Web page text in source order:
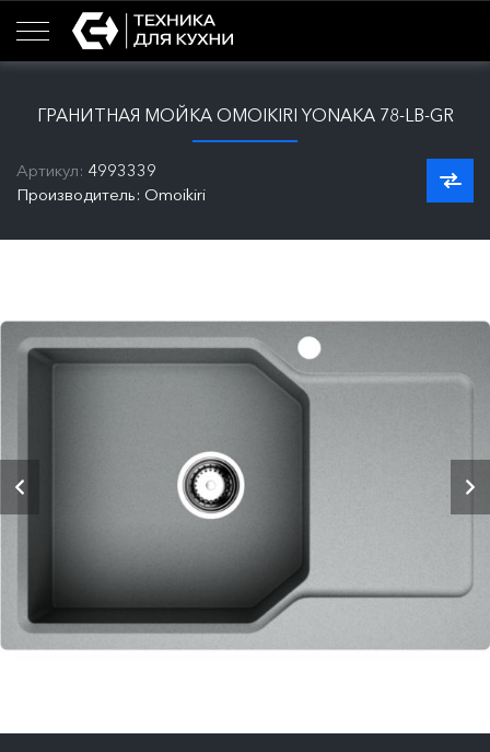
ГРАНИТНАЯ МОЙКА OMOIKIRI YONAKA 78-LB-GR
Артикул: 4993339
Производитель: Omoikiri